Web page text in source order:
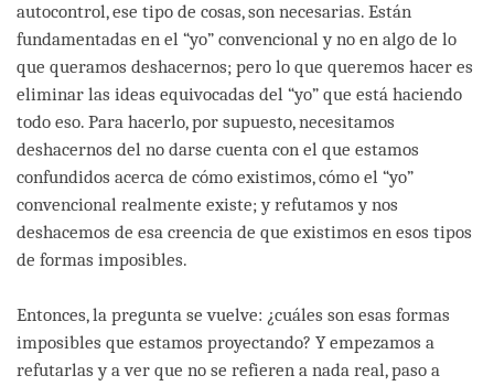
autocontrol, ese tipo de cosas, son necesarias. Están
fundamentadas en el “yo” convencional y no en algo de lo
que queramos deshacernos; pero lo que queremos hacer es
eliminar las ideas equivocadas del “yo” que está haciendo
todo eso. Para hacerlo, por supuesto, necesitamos
deshacernos del no darse cuenta con el que estamos
confundidos acerca de cómo existimos, cómo el “yo”
convencional realmente existe; y refutamos y nos
deshacemos de esa creencia de que existimos en esos tipos
de formas imposibles.
Entonces, la pregunta se vuelve: ¿cuáles son esas formas
imposibles que estamos proyectando? Y empezamos a
refutarlas y a ver que no se refieren a nada real, paso a